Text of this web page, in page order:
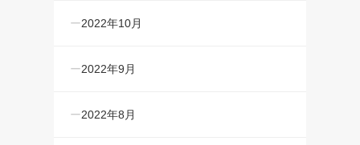
2022年10月
2022年9月
2022年8月